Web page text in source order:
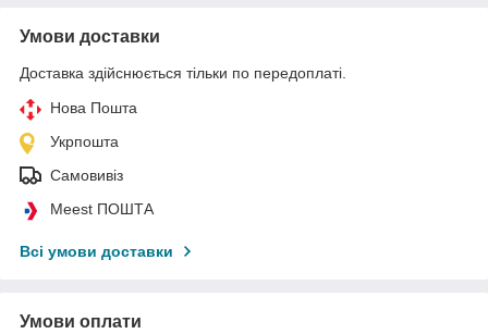
Умови доставки
Доставка здійснюється тільки по передоплаті.
Нова Пошта
Укрпошта
Самовивіз
Meest ПОШТА
Всі умови доставки
Умови оплати